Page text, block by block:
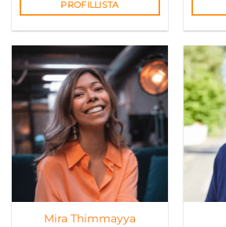
PROFILLISTA
Mira Thimmayya